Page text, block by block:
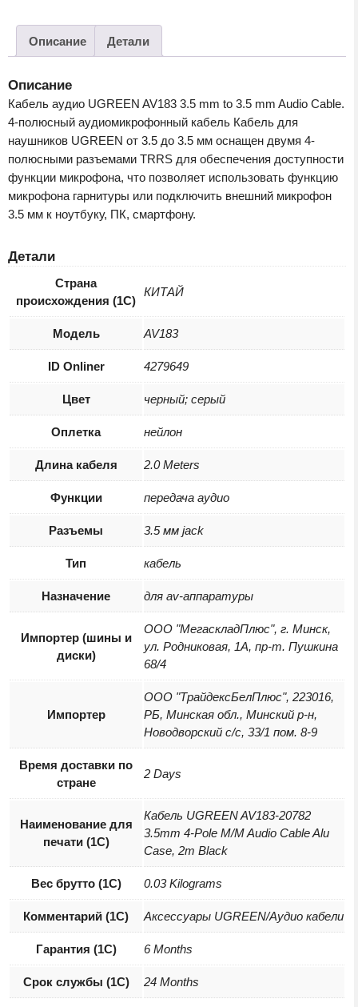
Описание Детали
Описание
Кабель аудио UGREEN AV183 3.5 mm to 3.5 mm Audio Cable.
4-полюсный аудиомикрофонный кабель Кабель для
наушников UGREEN от 3.5 до 3.5 мм оснащен двумя 4-
полюсными разъемами TRRS для обеспечения доступности
функции микрофона, что позволяет использовать функцию
микрофона гарнитуры или подключить внешний микрофон
3.5 мм к ноутбуку, ПК, смартфону.
Детали
Страна
происхождения (1С)
КИТАЙ
Модель AV183
ID Onliner 4279649
Цвет черный; серый
Оплетка нейлон
Длина кабеля 2.0 Meters
Функции передача аудио
Разъемы 3.5 мм jack
Тип кабель
Назначение для av-аппаратуры
Импортер (шины и
диски)
ООО "МегаскладПлюс", г. Минск,
ул. Родниковая, 1А, пр-т. Пушкина
68/4
Импортер
ООО "ТрайдексБелПлюс", 223016,
РБ, Минская обл., Минский р-н,
Новодворский с/с, 33/1 пом. 8-9
Время доставки по
стране
2 Days
Наименование для
печати (1С)
Кабель UGREEN AV183-20782
3.5mm 4-Pole M/M Audio Cable Alu
Case, 2m Black
Вес брутто (1С) 0.03 Kilograms
Комментарий (1С) Аксессуары UGREEN/Аудио кабели
Гарантия (1С) 6 Months
Срок службы (1С) 24 Months